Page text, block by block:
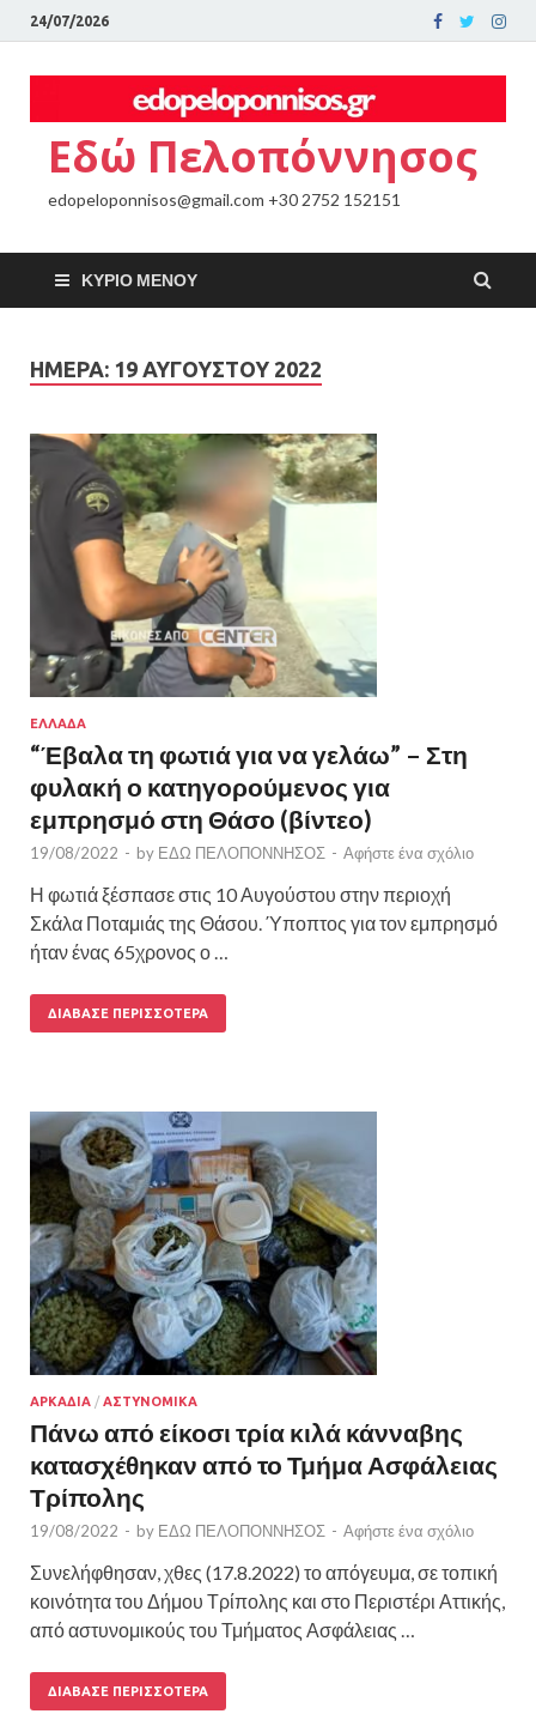
24/07/2026
Εδώ Πελοπόννησος
edopeloponnisos@gmail.com +30 2752 152151
ΚΎΡΙΟ ΜΕΝΟΎ
ΗΜΈΡΑ: 19 ΑΥΓΟΎΣΤΟΥ 2022
ΕΛΛΑΔΑ
“Έβαλα τη φωτιά για να γελάω” – Στη
φυλακή ο κατηγορούμενος για
εμπρησμό στη Θάσο (βίντεο)
19/08/2022 - by ΕΔΩ ΠΕΛΟΠΟΝΝΗΣΟΣ - Αφήστε ένα σχόλιο
Η φωτιά ξέσπασε στις 10 Αυγούστου στην περιοχή
Σκάλα Ποταμιάς της Θάσου. Ύποπτος για τον εμπρησμό
ήταν ένας 65χρονος ο …
ΔΙΆΒΑΣΕ ΠΕΡΙΣΣΌΤΕΡΑ
ΑΡΚΑΔΙΑ / ΑΣΤΥΝΟΜΙΚΑ
Πάνω από είκοσι τρία κιλά κάνναβης
κατασχέθηκαν από το Τμήμα Ασφάλειας
Τρίπολης
19/08/2022 - by ΕΔΩ ΠΕΛΟΠΟΝΝΗΣΟΣ - Αφήστε ένα σχόλιο
Συνελήφθησαν, χθες (17.8.2022) το απόγευμα, σε τοπική
κοινότητα του Δήμου Τρίπολης και στο Περιστέρι Αττικής,
από αστυνομικούς του Τμήματος Ασφάλειας …
ΔΙΆΒΑΣΕ ΠΕΡΙΣΣΌΤΕΡΑ